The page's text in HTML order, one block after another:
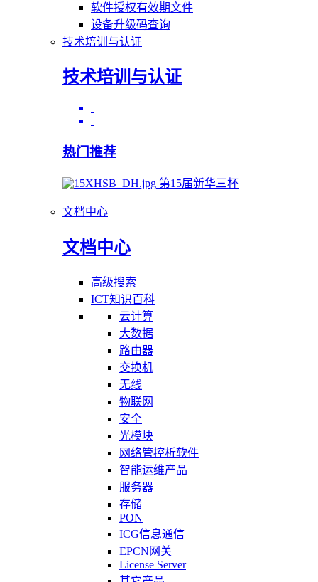
软件授权有效期文件
设备升级码查询
技术培训与认证
技术培训与认证
热门推荐
第15届新华三杯
文档中心
文档中心
高级搜索
ICT知识百科
云计算
大数据
路由器
交换机
无线
物联网
安全
光模块
网络管控析软件
智能运维产品
服务器
存储
PON
ICG信息通信
EPCN网关
License Server